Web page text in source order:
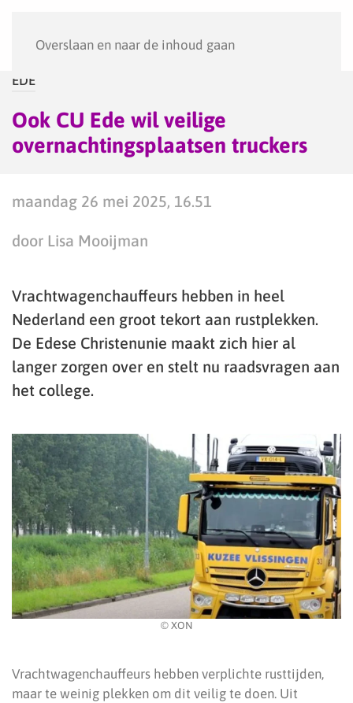
Overslaan en naar de inhoud gaan
EDE
Ook CU Ede wil veilige
overnachtingsplaatsen truckers
maandag 26 mei 2025, 16.51
door Lisa Mooijman
Vrachtwagenchauffeurs hebben in heel
Nederland een groot tekort aan rustplekken.
De Edese Christenunie maakt zich hier al
langer zorgen over en stelt nu raadsvragen aan
het college.
© XON
Vrachtwagenchauffeurs hebben verplichte rusttijden,
maar te weinig plekken om dit veilig te doen. Uit